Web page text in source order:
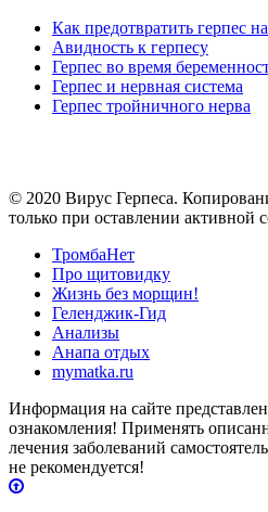
Как предотвратить герпес
Авидность к герпесу
Герпес во время
Герпес и нервная система
Герпес тройничного нерва
© 2020 Вирус Герпеса.
только при оставлении активной
ТромбаНет
Про щитовидку
Жизнь без морщин!
Геленджик-Гид
Анализы
Анапа отдых
mymatka.ru
Информация на сайте
ознакомления! Применять
лечения заболеваний
не рекомендуется!